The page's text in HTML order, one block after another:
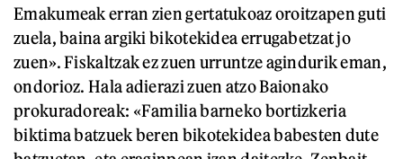
Emakumeak erran zien gertatukoaz oroitzapen guti
zuela, baina argiki bikotekidea errugabetzat jo
zuen». Fiskaltzak ez zuen urruntze agindurik eman,
ondorioz. Hala adierazi zuen atzo Baionako
prokuradoreak: «Familia barneko bortizkeria
biktima batzuek beren bikotekidea babesten dute